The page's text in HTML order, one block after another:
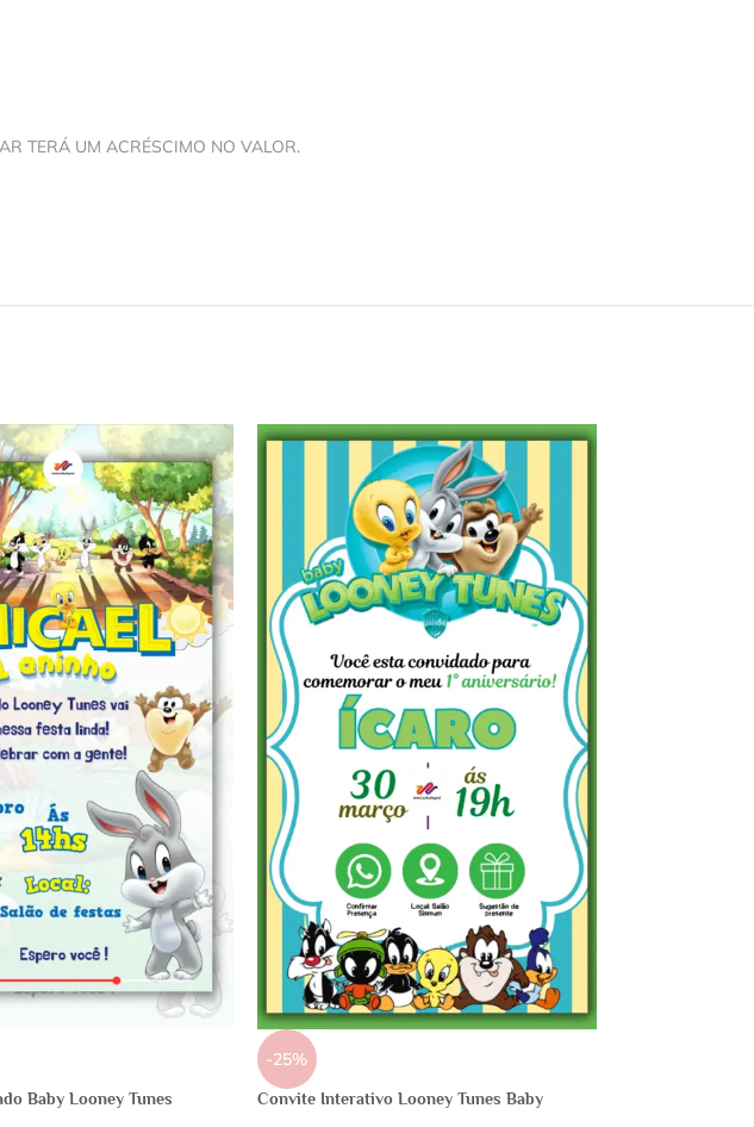
TERÁ UM ACRÉSCIMO NO VALOR.
Baby Looney Tunes
-25%
Convite Interativo Looney Tunes Baby